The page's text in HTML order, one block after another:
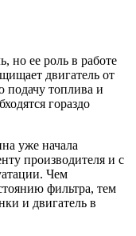
но ее роль в работе
двигатель от
подачу топлива и
гораздо
уже начала
производителя и с
Чем
фильтра, тем
и двигатель в